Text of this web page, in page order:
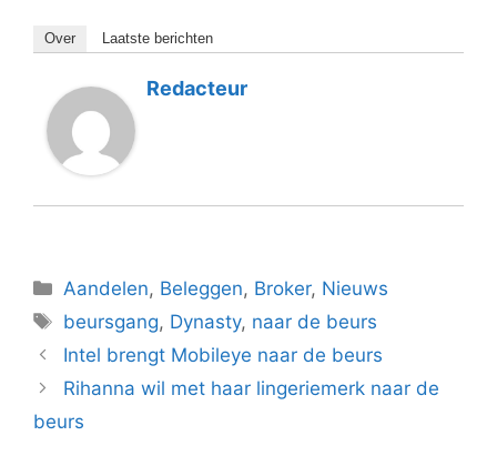
Over Laatste berichten
Redacteur
Categorieën
Aandelen, Beleggen, Broker, Nieuws
Tags
beursgang, Dynasty, naar de beurs
Intel brengt Mobileye naar de beurs
Rihanna wil met haar lingeriemerk naar de
beurs